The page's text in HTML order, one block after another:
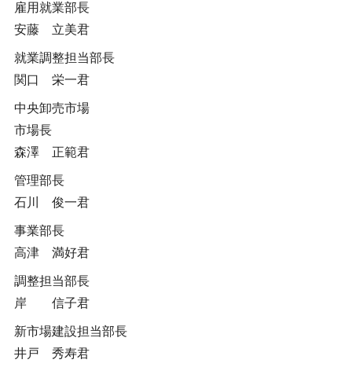
雇用就業部長
安藤 立美君
就業調整担当部長
関口 栄一君
中央卸売市場
市場長
森澤 正範君
管理部長
石川 俊一君
事業部長
高津 満好君
調整担当部長
岸 信子君
新市場建設担当部長
井戸 秀寿君